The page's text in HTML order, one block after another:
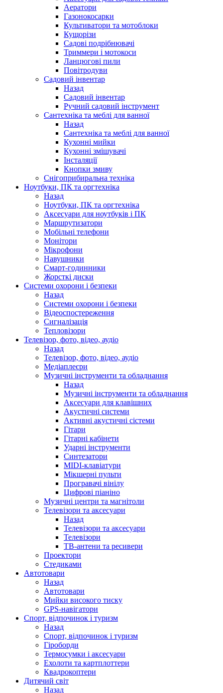
Аератори
Газонокосарки
Культиватори та мотоблоки
Кущорізи
Садові подрібнювачі
Триммери і мотокоси
Ланцюгові пили
Повітродуви
Садовий інвентар
Назад
Садовий інвентар
Ручний садовий інструмент
Сантехніка та меблі для ванної
Назад
Сантехніка та меблі для ванної
Кухонні мийки
Кухонні змішувачі
Інсталяції
Кнопки змиву
Снігоприбиральна техніка
Ноутбуки, ПК та оргтехніка
Назад
Ноутбуки, ПК та оргтехніка
Аксесуари для ноутбуків і ПК
Маршрутизатори
Мобільні телефони
Монітори
Мікрофони
Навушники
Смарт-годинники
Жорсткі диски
Системи охорони і безпеки
Назад
Системи охорони і безпеки
Відеоспостереження
Сигналізація
Тепловізори
Телевізор, фото, відео, аудіо
Назад
Телевізор, фото, відео, аудіо
Медіаплеєри
Музичні інструменти та обладнання
Назад
Музичні інструменти та обладнання
Аксесуари для клавішних
Акустичні системи
Активні акустичні сістеми
Гітари
Гітарні кабінети
Ударні інструменти
Синтезатори
MIDI-клавіатури
Мікшерні пульти
Програвачі вінілу
Цифрові піаніно
Музичні центри та магнітоли
Телевізори та аксесуари
Назад
Телевізори та аксесуари
Телевізори
ТВ-антени та ресивери
Проектори
Стедиками
Автотовари
Назад
Автотовари
Мийки високого тиску
GPS-навігатори
Спорт, відпочинок і туризм
Назад
Спорт, відпочинок і туризм
Гіроборди
Термосумки і аксесуари
Ехолоти та картплоттери
Квадрокоптери
Дитячий світ
Назад